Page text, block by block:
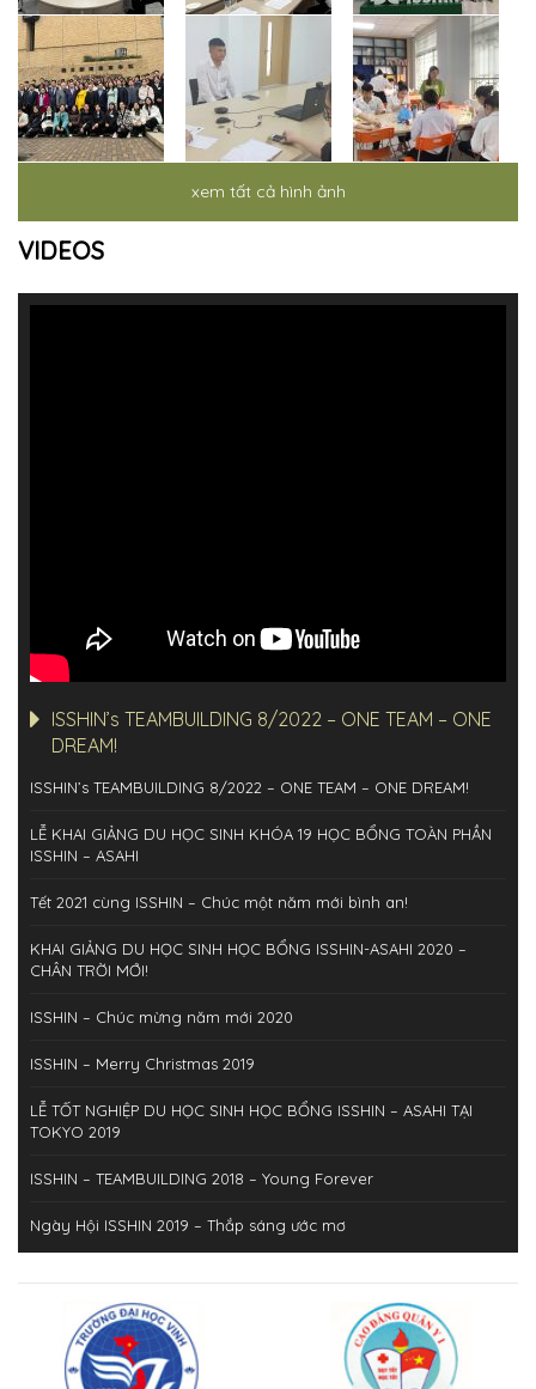
xem tất cả hình ảnh
VIDEOS
ISSHIN’s TEAMBUILDING 8/2022 – ONE TEAM – ONE
DREAM!
ISSHIN’s TEAMBUILDING 8/2022 – ONE TEAM – ONE DREAM!
LỄ KHAI GIẢNG DU HỌC SINH KHÓA 19 HỌC BỔNG TOÀN PHẦN
ISSHIN – ASAHI
Tết 2021 cùng ISSHIN – Chúc một năm mới bình an!
KHAI GIẢNG DU HỌC SINH HỌC BỔNG ISSHIN-ASAHI 2020 –
CHÂN TRỜI MỚI!
ISSHIN – Chúc mừng năm mới 2020
ISSHIN – Merry Christmas 2019
LỄ TỐT NGHIỆP DU HỌC SINH HỌC BỔNG ISSHIN – ASAHI TẠI
TOKYO 2019
ISSHIN – TEAMBUILDING 2018 – Young Forever
Ngày Hội ISSHIN 2019 – Thắp sáng ước mơ
ISSHIN – HAPPY NEW YEAR 2019!
ISSHIN Team building 2019: Together We Shine!